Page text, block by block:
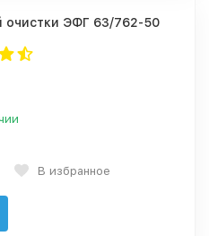
очистки ЭФГ 63/762-50
В избранное